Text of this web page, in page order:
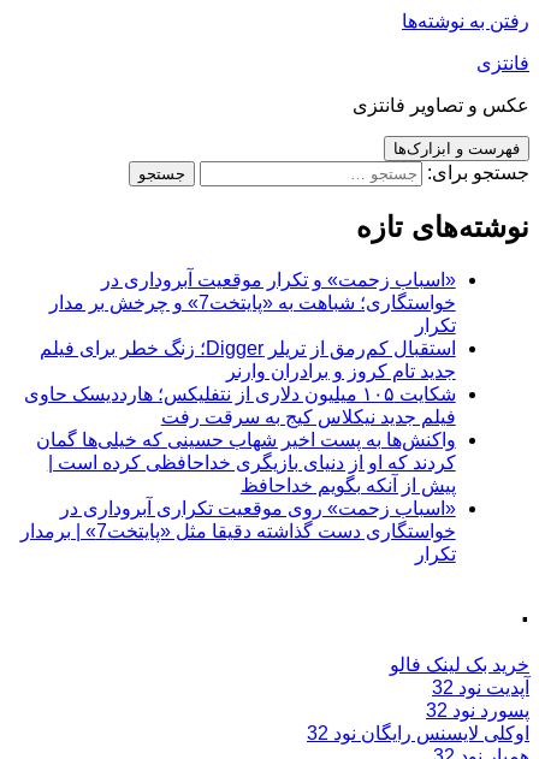
رفتن به نوشته‌ها
فانتزی
عکس و تصاویر فانتزی
فهرست و ابزارک‌ها
جستجو برای:
نوشته‌های تازه
«اسباب زحمت» و تکرار موقعیت آبروداری در
خواستگاری؛ شباهت به «پایتخت7» و چرخش بر مدار
تکرار
استقبال کم‌رمق از تریلر Digger؛ زنگ خطر برای فیلم
جدید تام کروز و برادران وارنر
شکایت ۱۰۵ میلیون دلاری از نتفلیکس؛ هارددیسک حاوی
فیلم جدید نیکلاس کیج به سرقت رفت
واکنش‌ها به پست اخیر شهاب حسینی که خیلی‌ها گمان
کردند که او از دنیای بازیگری خداحافظی کرده است |
پیش از آنکه بگویم خداحافظ
«اسباب زحمت» روی موقعیت تکراری آبروداری در
خواستگاری دست گذاشته دقیقا مثل «پایتخت7» | برمدار
تکرار
.
خرید بک لینک فالو
آپدیت نود 32
پسورد نود 32
اوکلی لایسنس رایگان نود 32